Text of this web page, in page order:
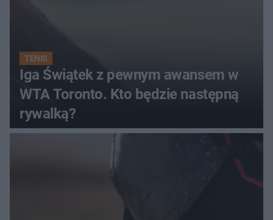
TENIS
Iga Świątek z pewnym awansem w
WTA Toronto. Kto będzie następną
rywalką?